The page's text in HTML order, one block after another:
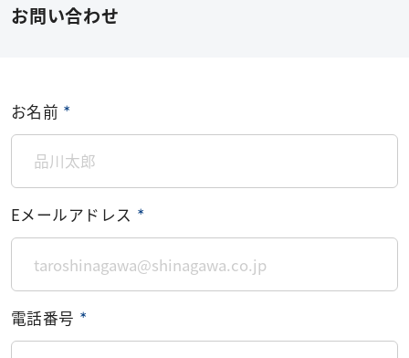
お問い合わせ
お名前 ＊
Eメールアドレス ＊
電話番号 ＊